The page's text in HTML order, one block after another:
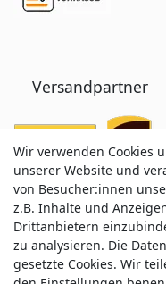
Versandpartner
Service & Kontakt
Wir verwenden Cookies
unserer Website und
von Besucher:innen
z.B. Inhalte und
Drittanbietern
zu analysieren. Die
gesetzte Cookies. Wir
Wir verwenden Cookies
unserer Website und
von Besucher:innen
z.B. Inhalte und
Drittanbietern
zu analysieren. Die
gesetzte Cookies. Wir